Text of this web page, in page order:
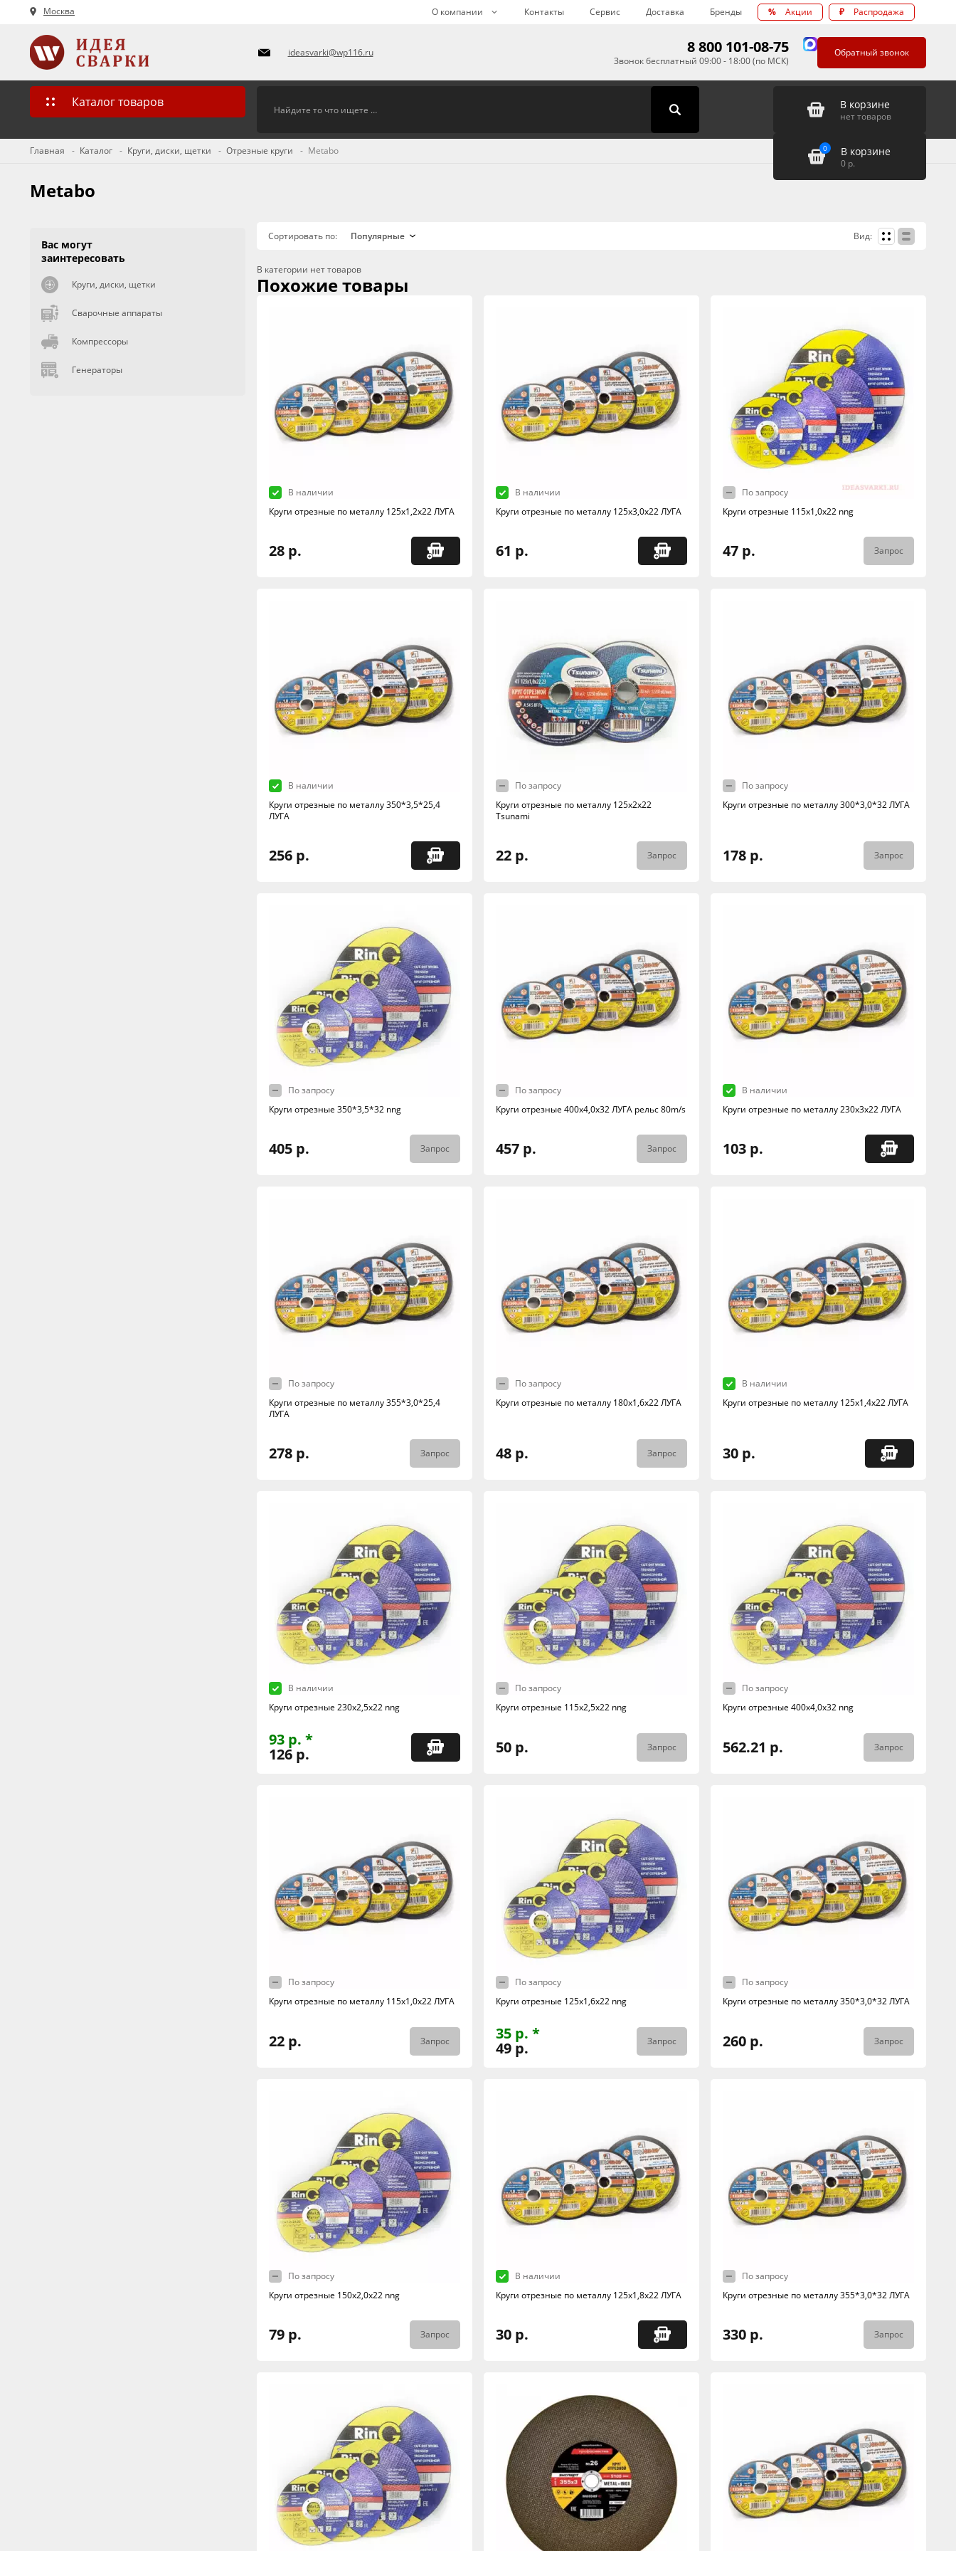
Москва О компании Контакты Сервис Доставка Бренды % Акции ₽ Распродажа
ideasvarki@wp116.ru 8 800 101-08-75
Звонок бесплатный 09:00 - 18:00 (по МСК)
Обратный звонок
Каталог товаров В корзине
нет товаров
0 В корзине
0 р.
Главная Каталог Круги, диски, щетки Отрезные круги Metabo
Metabo
Сортировать по: Вид:
В категории нет товаров
Похожие товары
В наличии
Круги отрезные по металлу 125х1,2х22 ЛУГА
28 р.
В наличии
Круги отрезные по металлу 125х3,0х22 ЛУГА
61 р.
По запросу
Круги отрезные 115х1,0х22 nng
47 р. Запрос
В наличии
Круги отрезные по металлу 350*3,5*25,4
ЛУГА
256 р.
По запросу
Круги отрезные по металлу 125х2х22
Tsunami
22 р. Запрос
По запросу
Круги отрезные по металлу 300*3,0*32 ЛУГА
178 р. Запрос
По запросу
Круги отрезные 350*3,5*32 nng
405 р. Запрос
По запросу
Круги отрезные 400х4,0х32 ЛУГА рельс 80m/s
457 р. Запрос
В наличии
Круги отрезные по металлу 230х3х22 ЛУГА
103 р.
По запросу
Круги отрезные по металлу 355*3,0*25,4
ЛУГА
278 р. Запрос
По запросу
Круги отрезные по металлу 180х1,6х22 ЛУГА
48 р. Запрос
В наличии
Круги отрезные по металлу 125х1,4х22 ЛУГА
30 р.
В наличии
Круги отрезные 230х2,5х22 nng
93 р. *
126 р.
По запросу
Круги отрезные 115х2,5х22 nng
50 р. Запрос
По запросу
Круги отрезные 400х4,0х32 nng
562.21 р. Запрос
По запросу
Круги отрезные по металлу 115х1,0х22 ЛУГА
22 р. Запрос
По запросу
Круги отрезные 125х1,6х22 nng
35 р. *
49 р. Запрос
По запросу
Круги отрезные по металлу 350*3,0*32 ЛУГА
260 р. Запрос
По запросу
Круги отрезные 150х2,0х22 nng
79 р. Запрос
В наличии
Круги отрезные по металлу 125х1,8х22 ЛУГА
30 р.
По запросу
Круги отрезные по металлу 355*3,0*32 ЛУГА
330 р. Запрос
Вас могут
заинтересовать
Круги, диски, щетки
Сварочные аппараты
Компрессоры
Генераторы